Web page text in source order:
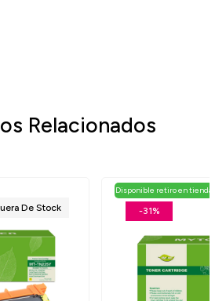
Relacionados
De Stock -31%
Disponible retiro en tienda